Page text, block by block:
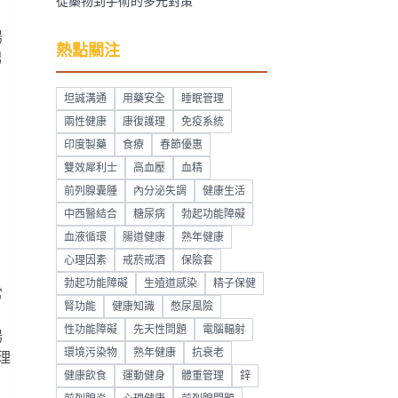
熱點關注
坦誠溝通 用藥安全 睡眠管理
兩性健康 康復護理 免疫系統
印度製藥 食療 春節優惠
雙效犀利士 高血壓 血精
前列腺囊腫 內分泌失調 健康生活
中西醫結合 糖尿病 勃起功能障礙
血液循環 腸道健康 熟年健康
心理因素 戒菸戒酒 保險套
勃起功能障礙 生殖道感染 精子保健
腎功能 健康知識 憋尿風險
性功能障礙 先天性問題 電腦輻射
環境污染物 熟年健康 抗衰老
健康飲食 運動健身 體重管理 鋅